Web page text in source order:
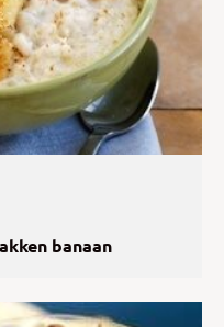
banaan